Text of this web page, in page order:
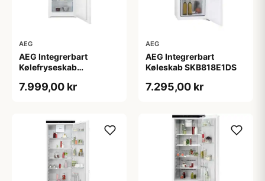
AEG
AEG Integrerbart
Kølefryseskab
garanti
7.999,00 kr
AEG
AEG Integrerbart
Køleskab SKB818E1DS
7.295,00 kr